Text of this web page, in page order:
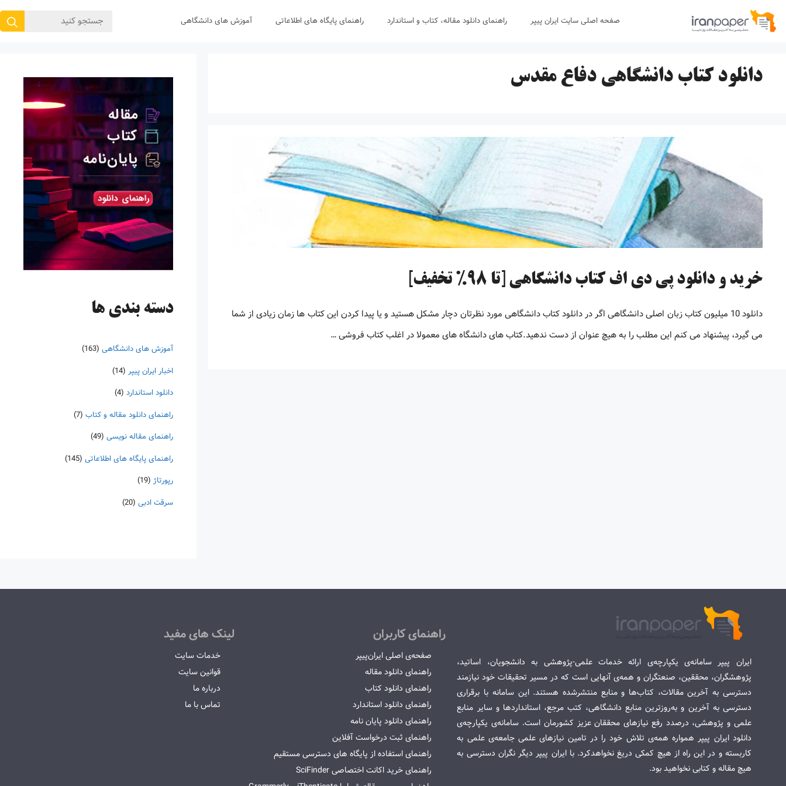
پرش
صفحه اصلی سایت ایران پیپر راهنمای دانلود مقاله، کتاب و استاندارد راهنمای پایگاه های اطلاعاتی آموزش های دانشگاهی
جستجوی
دانلود کتاب دانشگاهی دفاع مقدس
خرید و دانلود پی دی اف کتاب دانشگاهی [تا 98% تخفیف]
دانلود 10 میلیون کتاب زبان اصلی دانشگاهی اگر در دانلود کتاب دانشگاهی مورد نظرتان دچار مشکل هستید و یا پیدا کردن این کتاب ها زمان زیادی از شما
می گیرد، پیشنهاد می کنم این مطلب را به هیچ عنوان از دست ندهید.کتاب های دانشگاه های معمولا در اغلب کتاب فروشی …
دسته‌ بندی ها
آموزش های دانشگاهی (163)
اخبار ایران پیپر (14)
دانلود استاندارد (4)
راهنمای دانلود مقاله و کتاب (7)
راهنمای مقاله نویسی (49)
راهنمای پایگاه های اطلاعاتی (145)
رپورتاژ (19)
سرقت ادبی (20)
ایران پیپر سامانه‌ی یکپارچه‌ی ارائه خدمات علمی-پژوهشی به دانشجویان، اساتید،
پژوهشگران، محققین، صنعتگران و همه‌ی آنهایی است که در مسیر تحقیقات خود نیازمند
دسترسی به آخرین مقالات، کتاب‌ها و منابع منتشرشده هستند. این سامانه با برقراری
دسترسی به آخرین و به‌روزترین منابع دانشگاهی، کتب مرجع، استانداردها و سایر منابع
علمی و پژوهشی، درصدد رفع نیازهای محققان عزیز کشورمان است. سامانه‌ی یکپارچه‌ی
دانلود ایران پیپر همواره همه‌ی تلاش خود را در تامین نیازهای علمی جامعه‌ی علمی به
کاربسته و در این راه از هیچ کمکی دریغ نخواهدکرد. با ایران پیپر دیگر نگران دسترسی به
هیچ مقاله و کتابی نخواهید بود.
راهنمای کاربران
صفحه‌ی اصلی ایران‌پیپر
راهنمای دانلود مقاله
راهنمای دانلود کتاب
راهنمای دانلود استاندارد
راهنمای دانلود پایان نامه
راهنمای ثبت درخواست آفلاین
راهنمای استفاده از پایگاه های دسترسی مستقیم
راهنمای خرید اکانت اختصاصی SciFinder
لینک های مفید
خدمات سایت
قوانین سایت
درباره ما
تماس با ما